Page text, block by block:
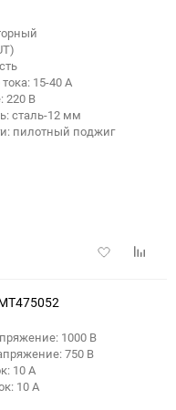
15-40 А
220 В
сталь-12 мм
пилотный поджиг
Добавить
1000 В
750 В
10 А
10 А